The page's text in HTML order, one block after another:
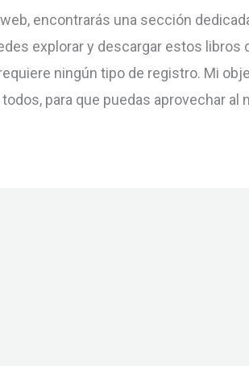
encontrarás una sección
explorar y descargar estos libros
ningún tipo de registro. Mi
todos, para que puedas aprovechar